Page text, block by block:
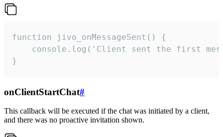
function jivo_onMessageSent() {
console.log('Client sent the first
}
onClientStartChat#
This callback will be executed if the chat was initiated by a client,
and there was no proactive invitation shown.